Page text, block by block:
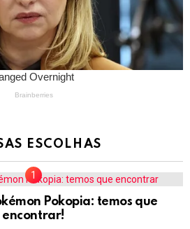
ESCOLHAS
Pokopia: temos que
encontrar!